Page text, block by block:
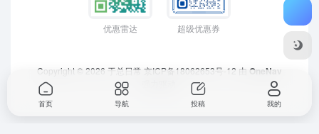
优惠雷达 超级优惠券
Copyright © 2026 于总日常 京ICP备18062653号-12 由 OneNav
首页 导航 投稿 我的